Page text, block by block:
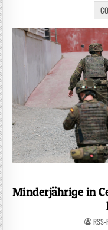
Minderjährige in
RSS-